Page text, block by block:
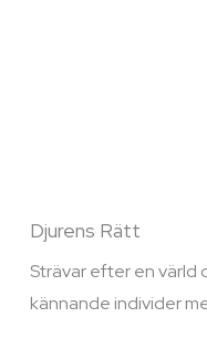
Djurens Rätt
Strävar efter en värld
kännande individer